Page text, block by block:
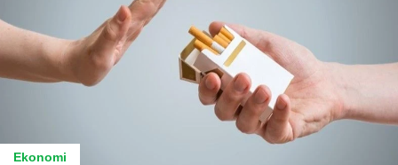
Ekonomi